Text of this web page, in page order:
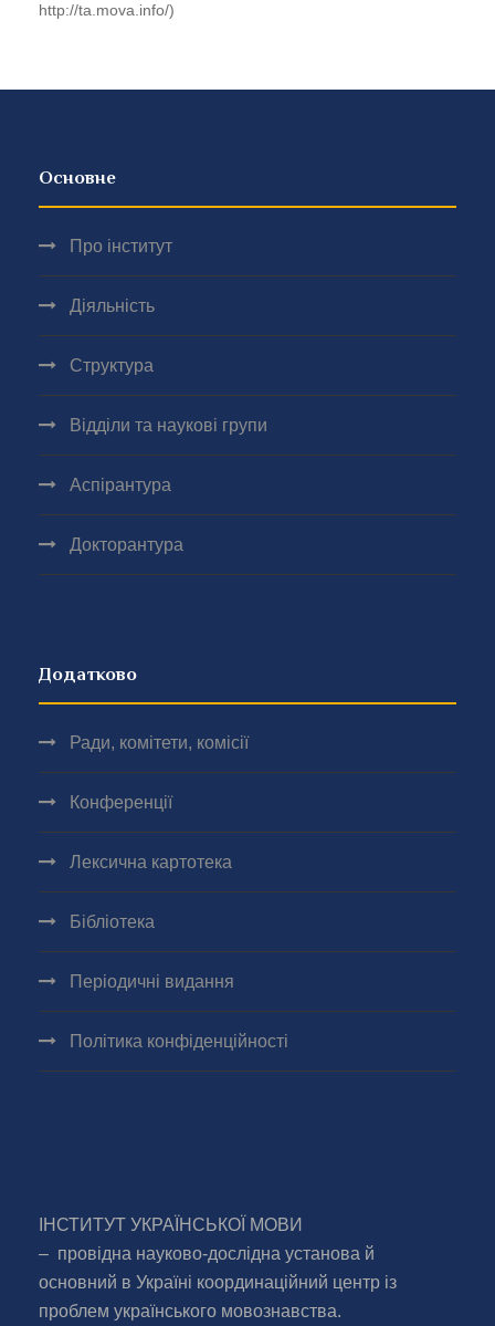
http://ta.mova.info/)
Основне
Про інститут
Діяльність
Структура
Відділи та наукові групи
Аспірантура
Докторантура
Додатково
Ради, комітети, комісії
Конференції
Лексична картотека
Бібліотека
Періодичні видання
Політика конфіденційності
ІНСТИТУТ УКРАЇНСЬКОЇ МОВИ
– провідна науково-дослідна установа й
основний в Україні координаційний центр із
проблем українського мовознавства.